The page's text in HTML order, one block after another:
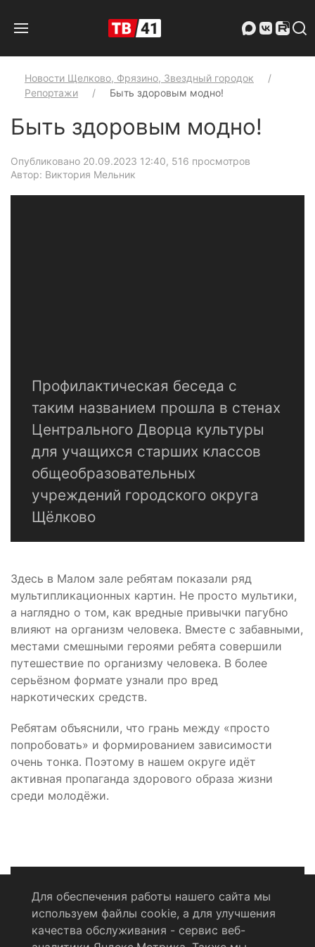
Новости Щелково, Фрязино, Звездный городок
Репортажи
Быть здоровым модно!
Быть здоровым модно!
Опубликовано 20.09.2023 12:40, 516 просмотров
Автор: Виктория Мельник
Профилактическая беседа с
таким названием прошла в стенах
Центрального Дворца культуры
для учащихся старших классов
общеобразовательных
учреждений городского округа
Щёлково
Здесь в Малом зале ребятам показали ряд
мультипликационных картин. Не просто мультики,
а наглядно о том, как вредные привычки пагубно
влияют на организм человека. Вместе с забавными,
местами смешными героями ребята совершили
путешествие по организму человека. В более
серьёзном формате узнали про вред
наркотических средств.
Ребятам объяснили, что грань между «просто
попробовать» и формированием зависимости
очень тонка. Поэтому в нашем округе идёт
активная пропаганда здорового образа жизни
среди молодёжи.
Политика конфиденциальности
Для обеспечения работы нашего сайта мы
используем файлы cookie, а для улучшения
качества обслуживания - сервис веб-